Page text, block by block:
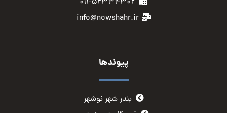
info@nowshahr.ir
پیوندها
بندر شهر نوشهر